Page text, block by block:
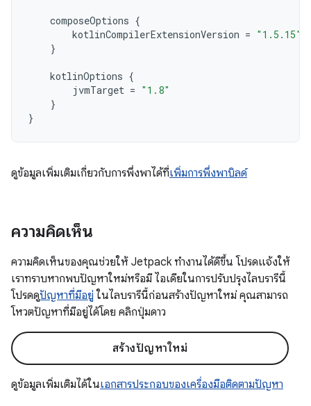
composeOptions {
kotlinCompilerExtensionVersion = "1.5.15"
}
kotlinOptions {
jvmTarget = "1.8"
}
}
ดูข้อมูลเพิ่มเติมเกี่ยวกับการพึ่งพาได้ที่เพิ่มการพึ่งพาบิลด์
ความคิดเห็น
ความคิดเห็นของคุณช่วยให้ Jetpack ทำงานได้ดีขึ้น โปรดแจ้งให้
เราทราบหากพบปัญหาใหม่หรือมี ไอเดียในการปรับปรุงไลบรารีนี้
โปรดดูปัญหาที่มีอยู่ ในไลบรารีนี้ก่อนสร้างปัญหาใหม่ คุณสามารถ
โหวตปัญหาที่มีอยู่ได้โดย คลิกปุ่มดาว
สร้างปัญหาใหม่
ดูข้อมูลเพิ่มเติมได้ในเอกสารประกอบของเครื่องมือติดตามปัญหา